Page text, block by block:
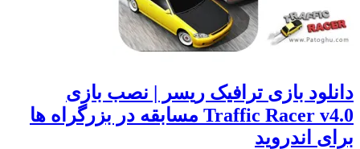
دانلود بازی ترافیک ریسر | نصب بازی
Traffic Racer v4.0 مسابقه در بزرگراه ها
برای اندروید